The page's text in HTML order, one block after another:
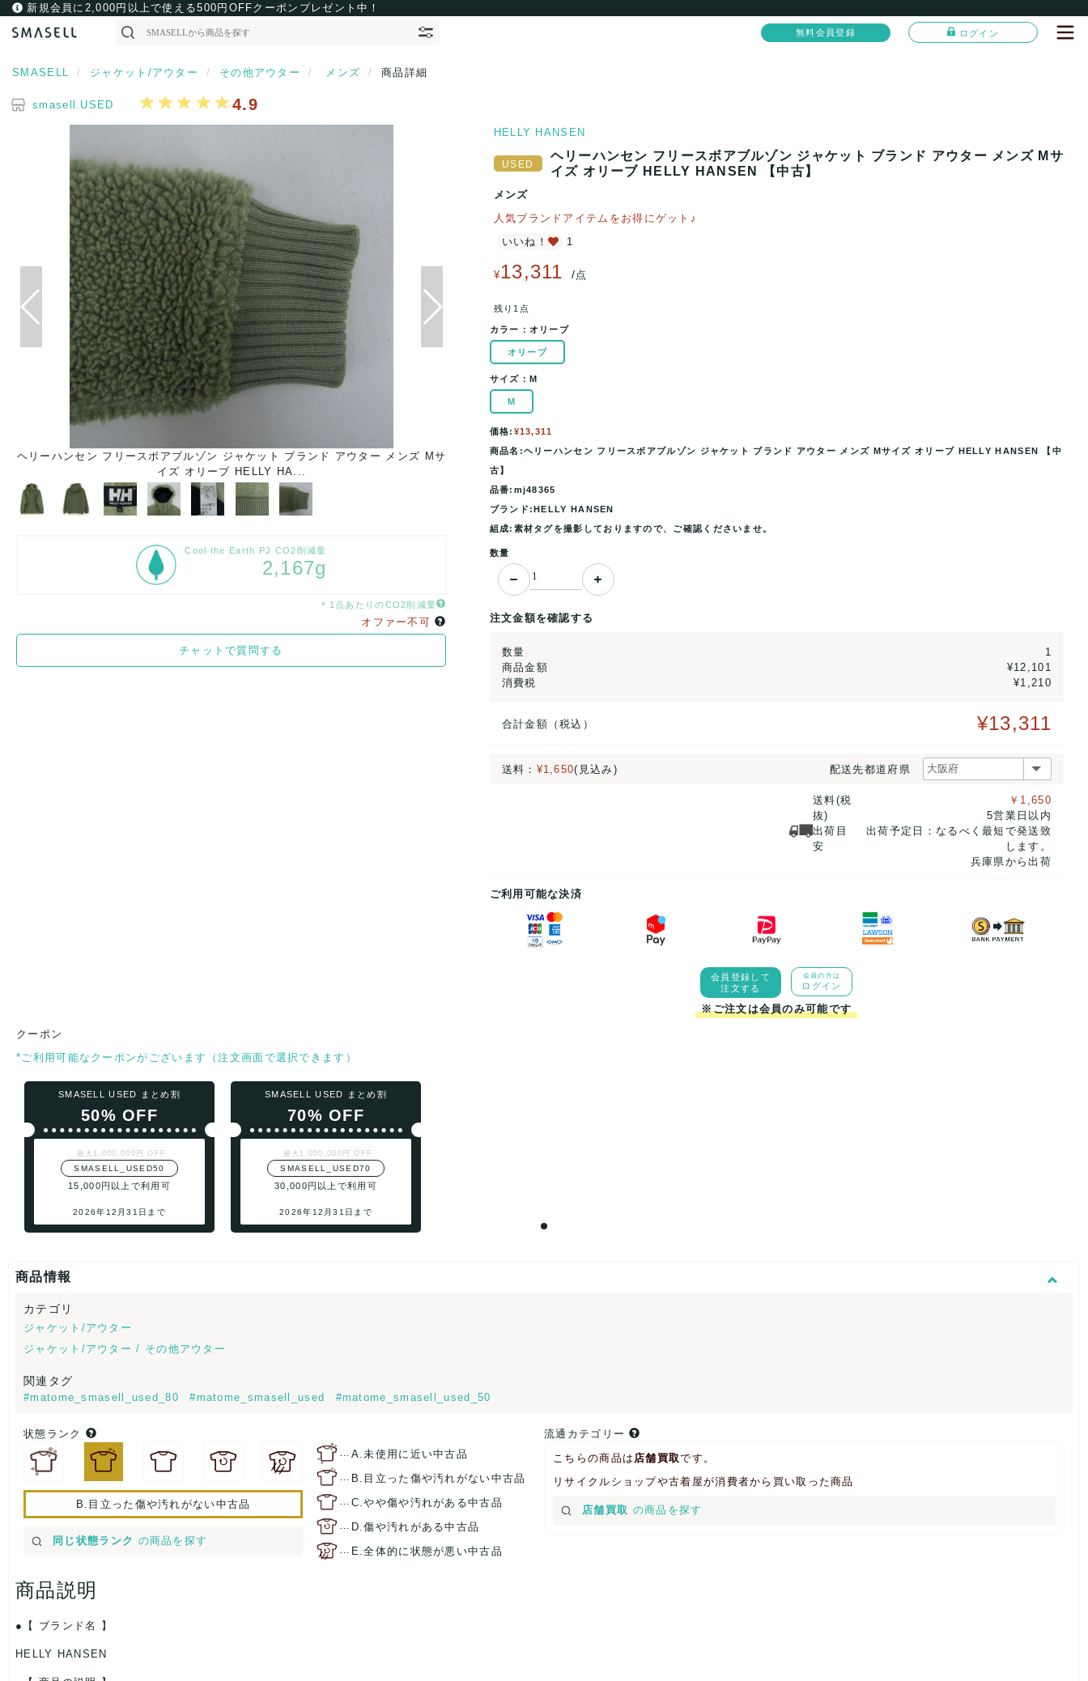
新規会員に2,000円以上で使える500円OFFクーポンプレゼント中！
無料会員登録 ログイン
SMASELL ジャケット/アウター その他アウター メンズ 商品詳細
smasell.USED 4.9
ヘリーハンセン フリースボアブルゾン ジャケット ブランド アウター メンズ Mサ
イズ オリーブ HELLY HA...
ヘリーハンセン フリースボアブルゾン ジャケット ブランド アウター メンズ Mサ
ヘリーハンセン フリースボアブル
Cool the Earth PJ CO2削減量
2,167g
＊1点あたりのCO2削減量
オファー不可
チャットで質問する
HELLY HANSEN
ヘリーハンセン フリースボアブルゾン ジャケット ブランド アウター メンズ Mサ
イズ オリーブ HELLY HANSEN 【中古】
メンズ
人気ブランドアイテムをお得にゲット♪
いいね！
1
¥13,311 /点
残り1点
カラー： オリーブ
オリーブ
サイズ： M
M
価格: ¥13,311
商品名:ヘリーハンセン フリースボアブルゾン ジャケット ブランド アウター メンズ Mサイズ オリーブ HELLY HANSEN 【中
古】
品番:mj48365
ブランド:HELLY HANSEN
組成:素材タグを撮影しておりますので、ご確認くださいませ。
数量
注文金額を確認する
数量
1
商品金額
¥12,101
消費税
¥1,210
合計金額（税込） ¥13,311
送料： ¥1,650(見込み) 配送先都道府県
送料(税
抜)
出荷目
安
￥1,650
5営業日以内
出荷予定日：なるべく最短で発送致
します。
兵庫県から出荷
ご利用可能な決済
会員登録して
注文する
会員の方は
ログイン
※ご注文は会員のみ可能です
クーポン
*ご利用可能なクーポンがございます（注文画面で選択できます）
SMASELL USED まとめ割
50% OFF
最大1,000,000円 OFF
SMASELL_USED50
15,000円以上で利用可
2026年12月31日まで
SMASELL USED まとめ割
70% OFF
最大1,000,000円 OFF
SMASELL_USED70
30,000円以上で利用可
2026年12月31日まで
商品情報
カテゴリ
ジャケット/アウター
ジャケット/アウター / その他アウター
関連タグ
#matome_smasell_used_80 #matome_smasell_used #matome_smasell_used_50
状態ランク
B.目立った傷や汚れがない中古品
同じ状態ランク の商品を探す
… A.未使用に近い中古品
… B.目立った傷や汚れがない中古品
… C.やや傷や汚れがある中古品
… D.傷や汚れがある中古品
… E.全体的に状態が悪い中古品
流通カテゴリー
こちらの商品は 店舗買取です。
リサイクルショップや古着屋が消費者から買い取った商品
店舗買取 の商品を探す
商品説明
【 ブランド名 】
HELLY HANSEN